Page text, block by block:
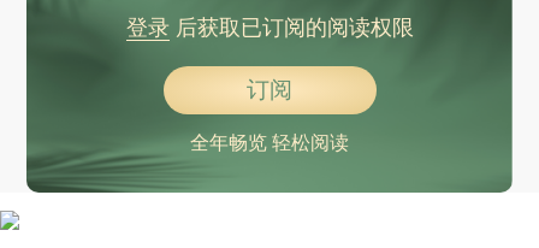
登录后获取已订阅的阅读权限
订阅
全年畅览 轻松阅读